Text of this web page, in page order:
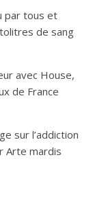
par tous et
de sang
avec House,
de France
sur l’addiction
Arte mardis